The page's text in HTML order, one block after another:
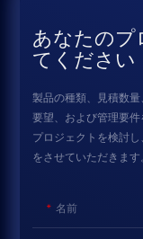
あなたのプ
てください
製品の種類、見積数
要望、および管理要
プロジェクトを検討
をさせていただきます
名前